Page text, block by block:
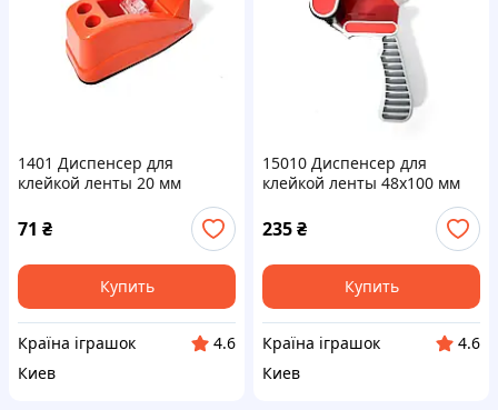
1401 Диспенсер для
клейкой ленты 20 мм
71 ₴
Купить
Країна іграшок
4.6
Киев
15010 Диспенсер для
клейкой ленты 48х100 мм
235₴
Купить
Країна іграшок
4.6
Киев